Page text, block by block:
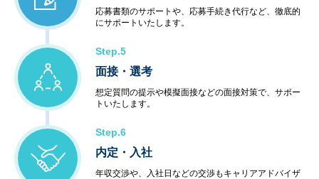
応募書類のサポートや、応募手続き代行など、徹底的
にサポートいたします。
Step.5
面接・選考
想定質問の提示や模擬面接などの面接対策で、サポー
トいたします。
Step.6
内定・入社
年収交渉や、入社日などの交渉もキャリアアドバイザ